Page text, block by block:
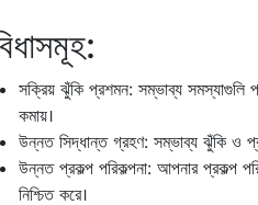
সক্রিয় ঝুঁকি প্রশমন: সম্ভাব্য সমস্যাগুলি
কমায়।
উন্নত সিদ্ধান্ত গ্রহণ: সম্ভাব্য ঝুঁকি ও
উন্নত প্রকল্প পরিকল্পনা: আপনার প্রকল্প
নিশ্চিত করে।